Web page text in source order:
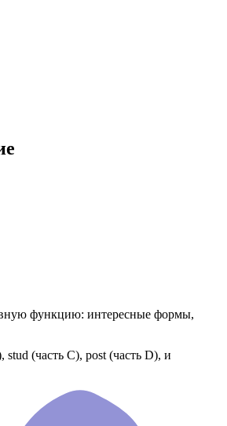
функцию: интересные формы,
(часть С), post (часть D), и